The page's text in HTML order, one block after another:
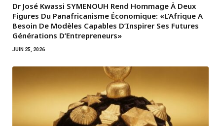
Dr José Kwassi SYMENOUH Rend Hommage À Deux
Figures Du Panafricanisme Économique: «L’Afrique A
Besoin De Modèles Capables D’Inspirer Ses Futures
Générations D’Entrepreneurs»
JUIN 25, 2026